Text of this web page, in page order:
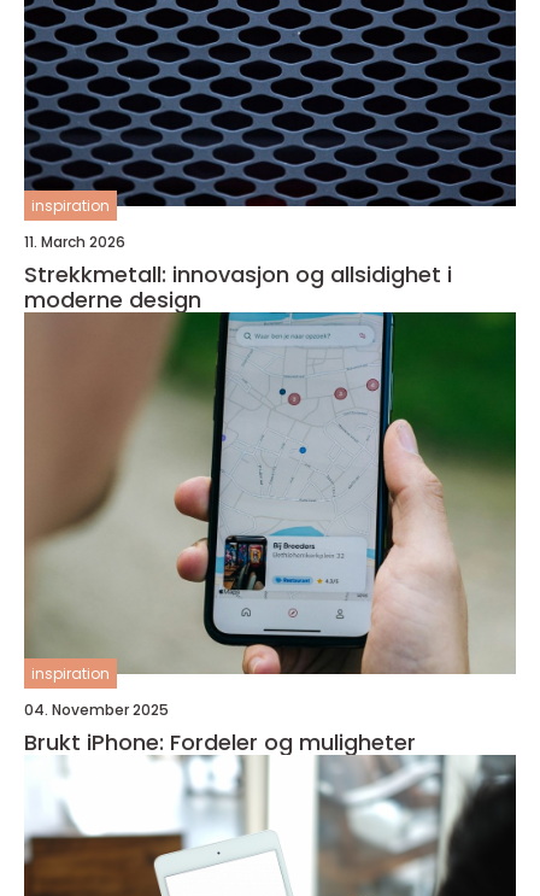
inspiration
11. March 2026
Strekkmetall: innovasjon og allsidighet i
moderne design
inspiration
04. November 2025
Brukt iPhone: Fordeler og muligheter